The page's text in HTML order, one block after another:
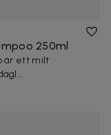
250ml
är ett milt